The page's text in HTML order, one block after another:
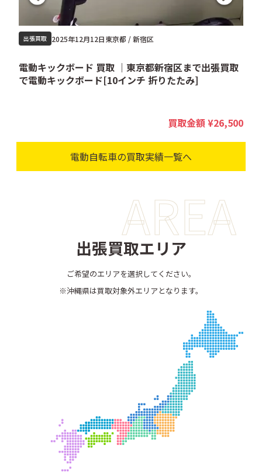
出張買取 2025年12月12日東京都 / 新宿区
電動キックボード 買取 ｜東京都新宿区まで出張買取
で電動キックボード[10インチ 折りたたみ]
買取金額¥26,500
電動自転車の買取実績一覧へ
AREA
出張買取エリア
ご希望のエリアを選択してください。
※沖縄県は買取対象外エリアとなります。